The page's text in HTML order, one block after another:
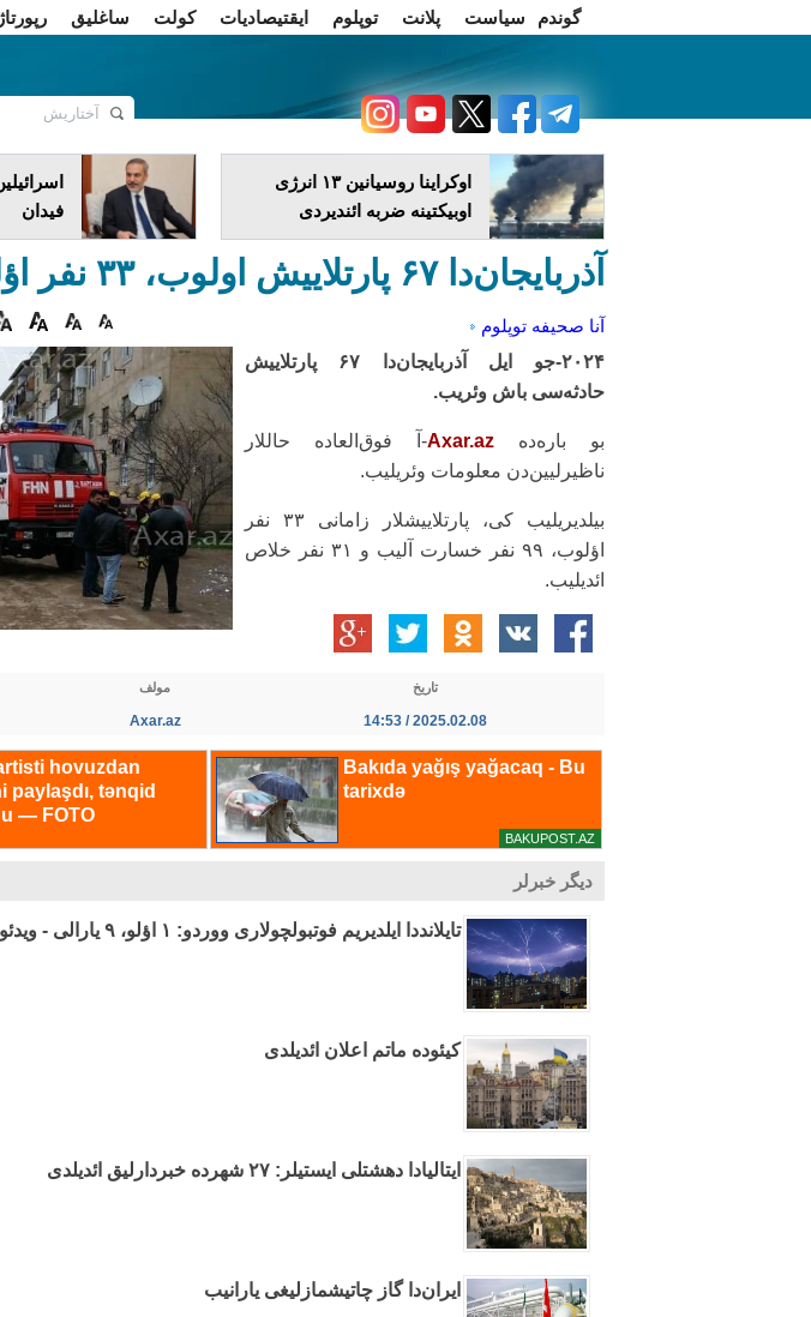
گوندم سیاست پلانت توپلوم ایقتیصادیات کولت ساغلیق رپورتاژ
اوکراینا روسیانین ۱۳ انرژی
اوبیکتینه ضربه ائندیردی
فیدان
آذربایجان‌دا ۶۷ پارتلاییش اولوب، ۳۳ نفر اؤلوب
آنا صحیفه توپلوم
۲۰۲۴-جو ایل آذربایجان‌دا ۶۷ پارتلاییش
حادثه‌سی باش وئریب.
بو باره‌ده Axar.az-آ فوق‌العاده حاللار
ناظیرلیین‌دن معلومات وئریلیب.
بیلدیریلیب کی، پارتلاییشلار زامانی ۳۳ نفر
اؤلوب، ۹۹ نفر خسارت آلیب و ۳۱ نفر خلاص
ائدیلیب.
تاریخ
2025.02.08 / 14:53
مولف
Axar.az
دیگر خبرلر
تایلانددا ایلدیریم فوتبولچولاری ووردو: ۱ اؤلو، ۹ یارالی - ویدئو
کیئوده ماتم اعلان ائدیلدی
ایتالیادا دهشتلی ایستیلر: ۲۷ شهرده خبردارلیق ائدیلدی
ایران‌دا گاز چاتیشمازلیغی یارانیب